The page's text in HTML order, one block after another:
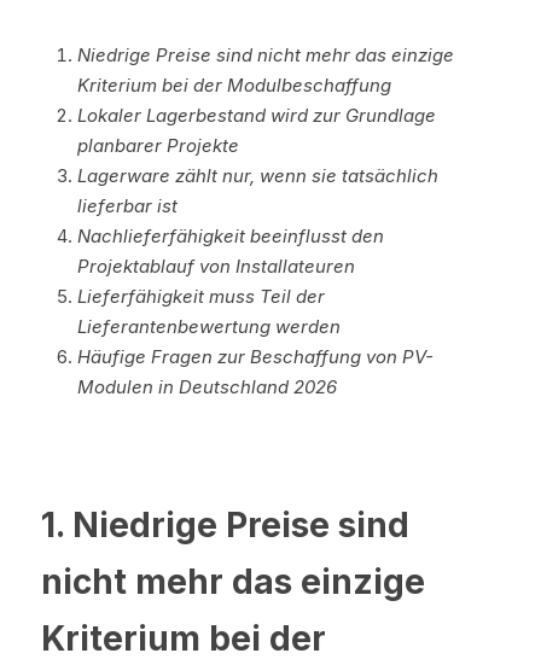
Niedrige Preise sind nicht mehr das einzige
Kriterium bei der Modulbeschaffung
Lokaler Lagerbestand wird zur Grundlage
planbarer Projekte
Lagerware zählt nur, wenn sie tatsächlich
lieferbar ist
Nachlieferfähigkeit beeinflusst den
Projektablauf von Installateuren
Lieferfähigkeit muss Teil der
Lieferantenbewertung werden
Häufige Fragen zur Beschaffung von PV-
Modulen in Deutschland 2026
1. Niedrige Preise sind
nicht mehr das einzige
Kriterium bei der